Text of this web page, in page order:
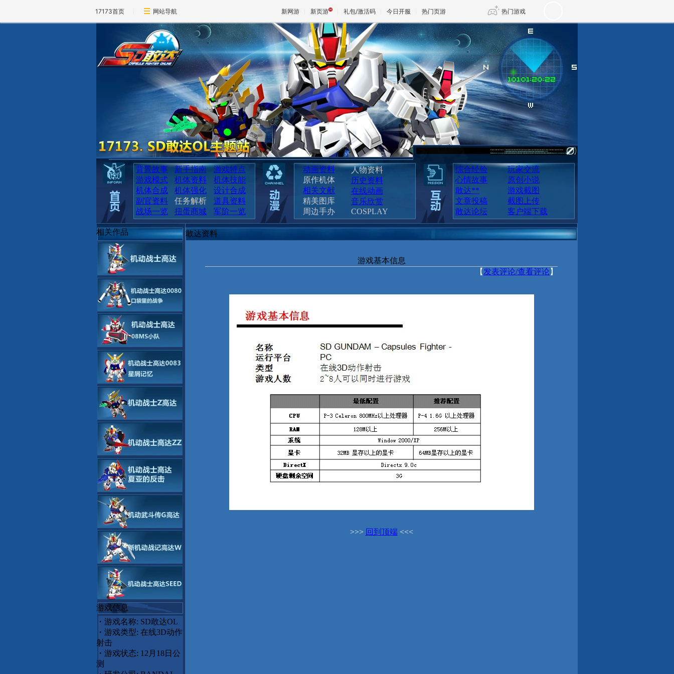
17173首页 网站导航 新网游 新页游 礼包/激活码 今日开服 热门页游 热门游戏
魔兽 DNF 传奇4
天堂 剑网3旗舰版 新天龙八部
王权与自由 诛仙世界 仙剑世界
背景故事
游戏模式
机体合成
副官资料
战场一览
新手指南
机体资料
机体强化
任务解析
扭蛋商城
游戏特点
机体技能
设计合成
道具资料
军阶一览
动画资料
原作机体
相关文献
精美图库
周边手办
人物资料
历史资料
在线动画
音乐欣赏
COSPLAY
综合经验
心情故事
敢达**
文章投稿
敢达论坛
玩家交流
原创小说
游戏截图
截图上传
客户端下载
相关作品
游戏信息
・游戏名称: SD敢达OL
・游戏类型: 在线3D动作
射击
・游戏状态: 12月18日公
测
敢达资料
游戏基本信息
【 发表评论/查看评论 】
>>> 回到顶端<<<